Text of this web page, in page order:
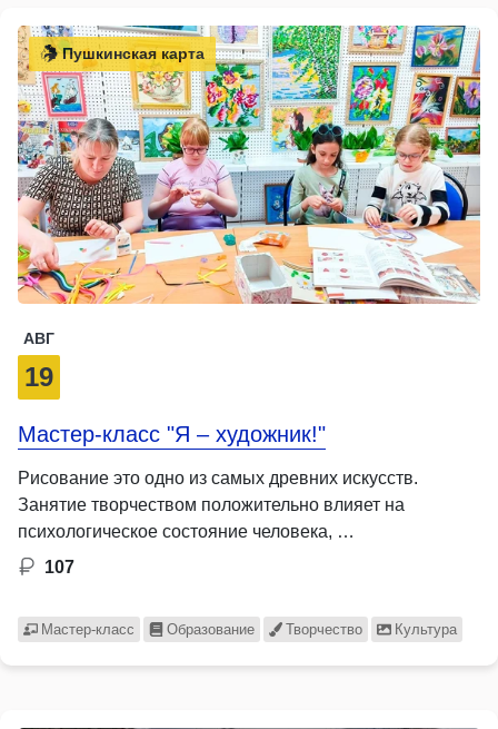
Пушкинская карта
АВГ
19
Мастер-класс "Я – художник!"
Рисование это одно из самых древних искусств.
Занятие творчеством положительно влияет на
психологическое состояние человека, …
107
Мастер-класс Образование Творчество Культура